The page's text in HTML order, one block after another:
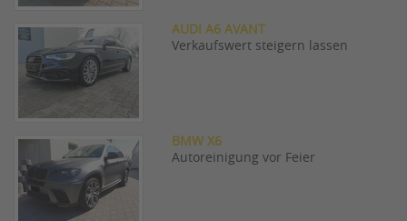
AUDI A6 AVANT
Verkaufswert steigern lassen
BMW X6
Autoreinigung vor Feier